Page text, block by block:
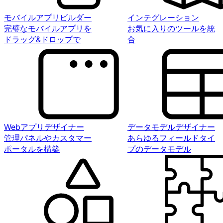
モバイルアプリビルダー
完璧なモバイルアプリを
ドラッグ&ドロップで
インテグレーション
お気に入りのツールを統
合
Webアプリデザイナー
管理パネルやカスタマー
ポータルを構築
データモデルデザイナー
あらゆるフィールドタイ
プのデータモデル